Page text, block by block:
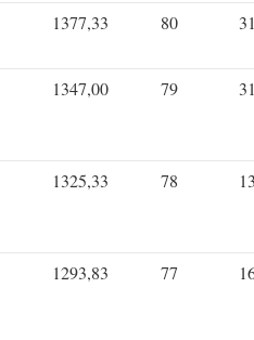
1377,33 80
1347,00 79
1325,33 78
1293,83 77